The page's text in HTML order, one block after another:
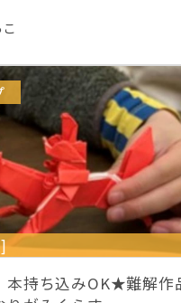
本持ち込みOK★難解作